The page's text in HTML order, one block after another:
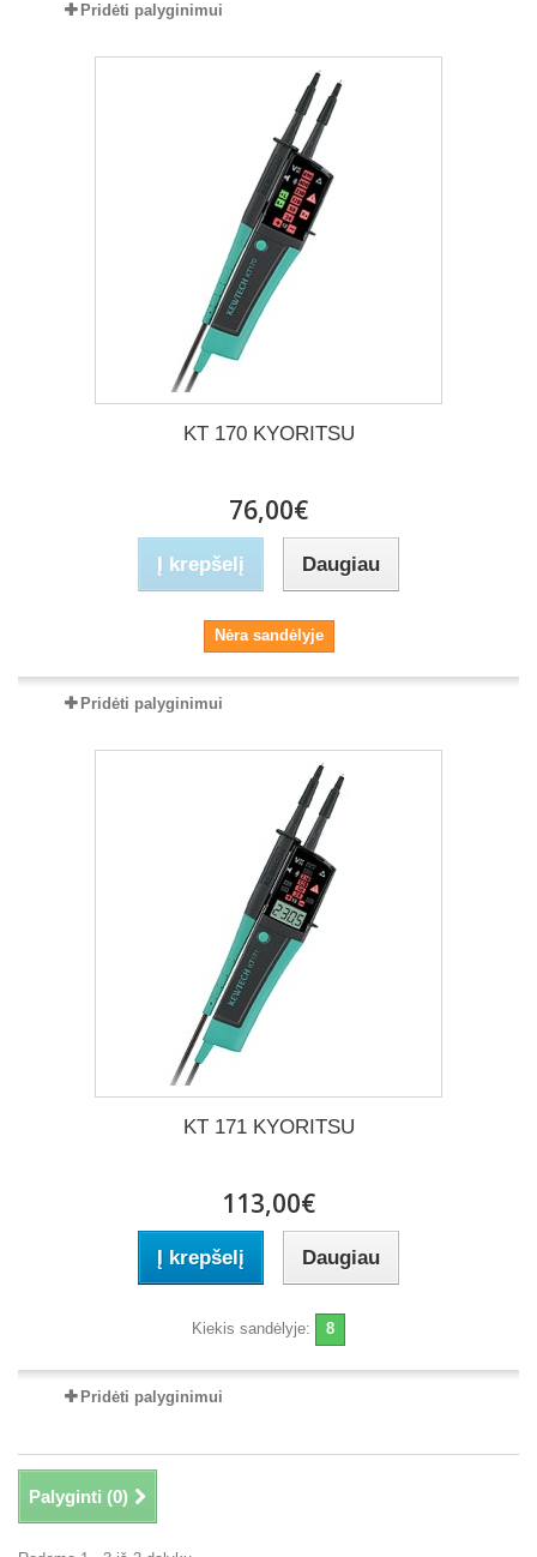
Pridėti palyginimui
KT 170 KYORITSU
76,00€
Į krepšelį Daugiau
Nėra sandėlyje
Pridėti palyginimui
KT 171 KYORITSU
113,00€
Į krepšelį Daugiau
Kiekis sandėlyje: 8
Pridėti palyginimui
Palyginti (0)